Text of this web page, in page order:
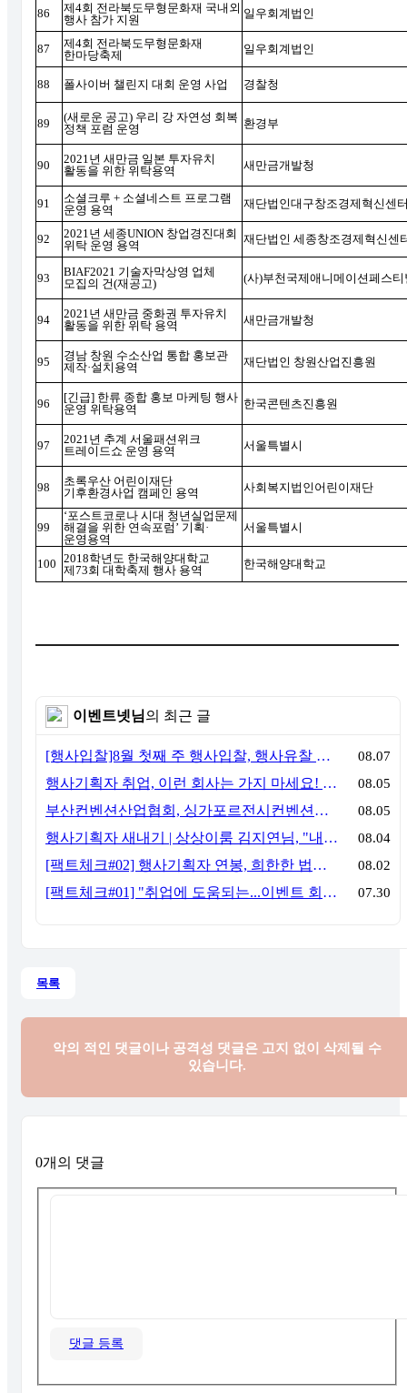
86 제4회 전라북도무형문화재 국내외
행사 참가 지원
일우회계법인
87 제4회 전라북도무형문화재
한마당축제
일우회계법인
88 폴사이버 챌린지 대회 운영 사업 경찰청
89 (새로운 공고) 우리 강 자연성 회복
정책 포럼 운영
환경부
90 2021년 새만금 일본 투자유치
활동을 위한 위탁용역
새만금개발청
91 소셜크루 + 소셜네스트 프로그램
운영 용역
재단법인대구창조경제혁신센
92 2021년 세종UNION 창업경진대회
위탁 운영 용역
재단법인 세종창조경제혁신센
93 BIAF2021 기술자막상영 업체
모집의 건(재공고) (사)부천국제애니메이션페스
94 2021년 새만금 중화권 투자유치
활동을 위한 위탁 용역
새만금개발청
95
경남 창원 수소산업 통합 홍보관
제작·설치용역 재단법인 창원산업진흥원
96 [긴급] 한류 종합 홍보 마케팅 행사
운영 위탁용역
한국콘텐츠진흥원
97 2021년 추계 서울패션위크
트레이드쇼 운영 용역
서울특별시
98
초록우산 어린이재단
기후환경사업 캠페인 용역
사회복지법인어린이재단
99
‘포스트코로나 시대 청년실업문제
해결을 위한 연속포럼 ’ 기획 ·
운영용역
서울특별시
100 2018학년도 한국해양대학교
제73회 대학축제 행사 용역 한국해양대학교
이벤트넷님의 최근 글
[행사입찰]8월 첫째 주 행사입찰, 행사유찰 결과 08.07
행사기획자 취업, 이런 회사는 가지 마세요! 신입이 꼭 알아야 할 5가지 기준[이벤트산업 팩트체크#3] 08.05
부산컨벤션산업협회, 싱가포르전시컨벤션협회(SACEOS)와 업무협약 체결… 아시아 마이스 협력 확대 08.05
행사기획자 새내기 | 상상이룸 김지연님, "내 맘대로, 내 뜻대로 행사를 만든다 08.04
[팩트체크#02] 행사기획자 연봉, 희한한 법칙~ '첨에는 비실, 3년만 지나면 튼실' 08.02
[팩트체크#01] "취업에 도움되는...이벤트 회사, 어떻게 구분할까?"… 1인당 매출 '3억 원'의 법칙 07.30
목록
악의 적인 댓글이나 공격성 댓글은 고지 없이 삭제될 수
있습니다.
0개의 댓글
댓글 등록